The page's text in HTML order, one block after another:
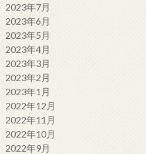
2023年7月
2023年6月
2023年5月
2023年4月
2023年3月
2023年2月
2023年1月
2022年12月
2022年11月
2022年10月
2022年9月